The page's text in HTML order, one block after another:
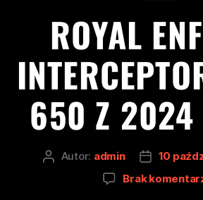
ROYAL
650 Z 2024
Autor: admin
10
Brak